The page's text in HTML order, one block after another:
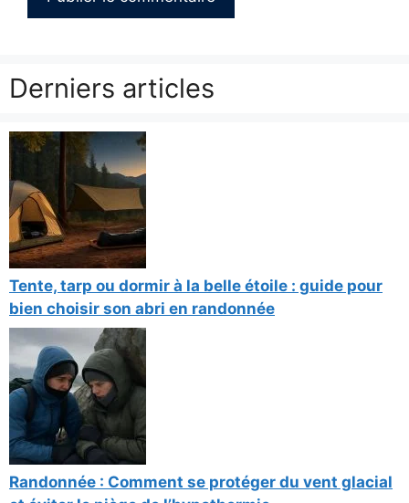
Derniers articles
Tente, tarp ou dormir à la belle étoile : guide pour
bien choisir son abri en randonnée
Randonnée : Comment se protéger du vent glacial